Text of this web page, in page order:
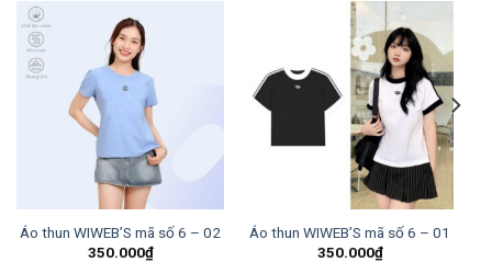
Áo thun WIWEB’S mã số 6 – 02
350.000₫
Áo thun WIWEB’S mã số 6 – 01
350.000₫